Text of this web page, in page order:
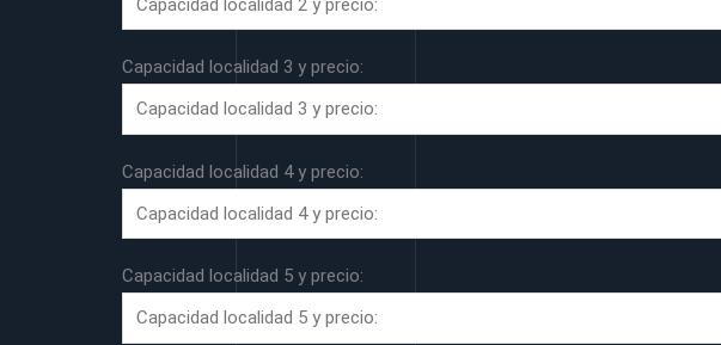
Capacidad localidad 3 y precio:
Capacidad localidad 4 y precio:
Capacidad localidad 5 y precio: